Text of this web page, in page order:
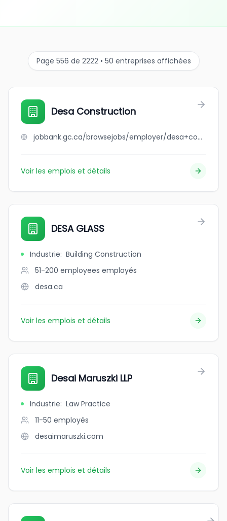
Page 556 de 2222 • 50 entreprises affichées
Desa Construction
jobbank.gc.ca/browsejobs/employer/desa+construction/ca
Voir les emplois et détails
DESA GLASS
Industrie: Building Construction
51-200 employees employés
desa.ca
Voir les emplois et détails
Desai Maruszki LLP
Industrie: Law Practice
11-50 employés
desaimaruszki.com
Voir les emplois et détails